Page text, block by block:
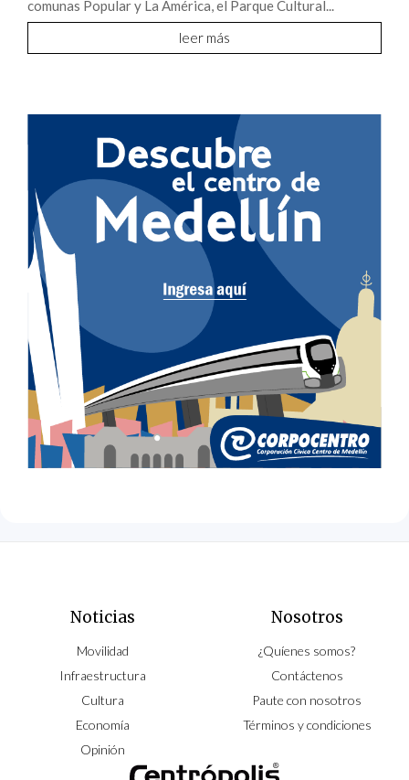
comunas Popular y La América, el Parque Cultural...
leer más
Noticias
Movilidad
Infraestructura
Cultura
Economía
Opinión
Nosotros
¿Quíenes somos?
Contáctenos
Paute con nosotros
Términos y condiciones